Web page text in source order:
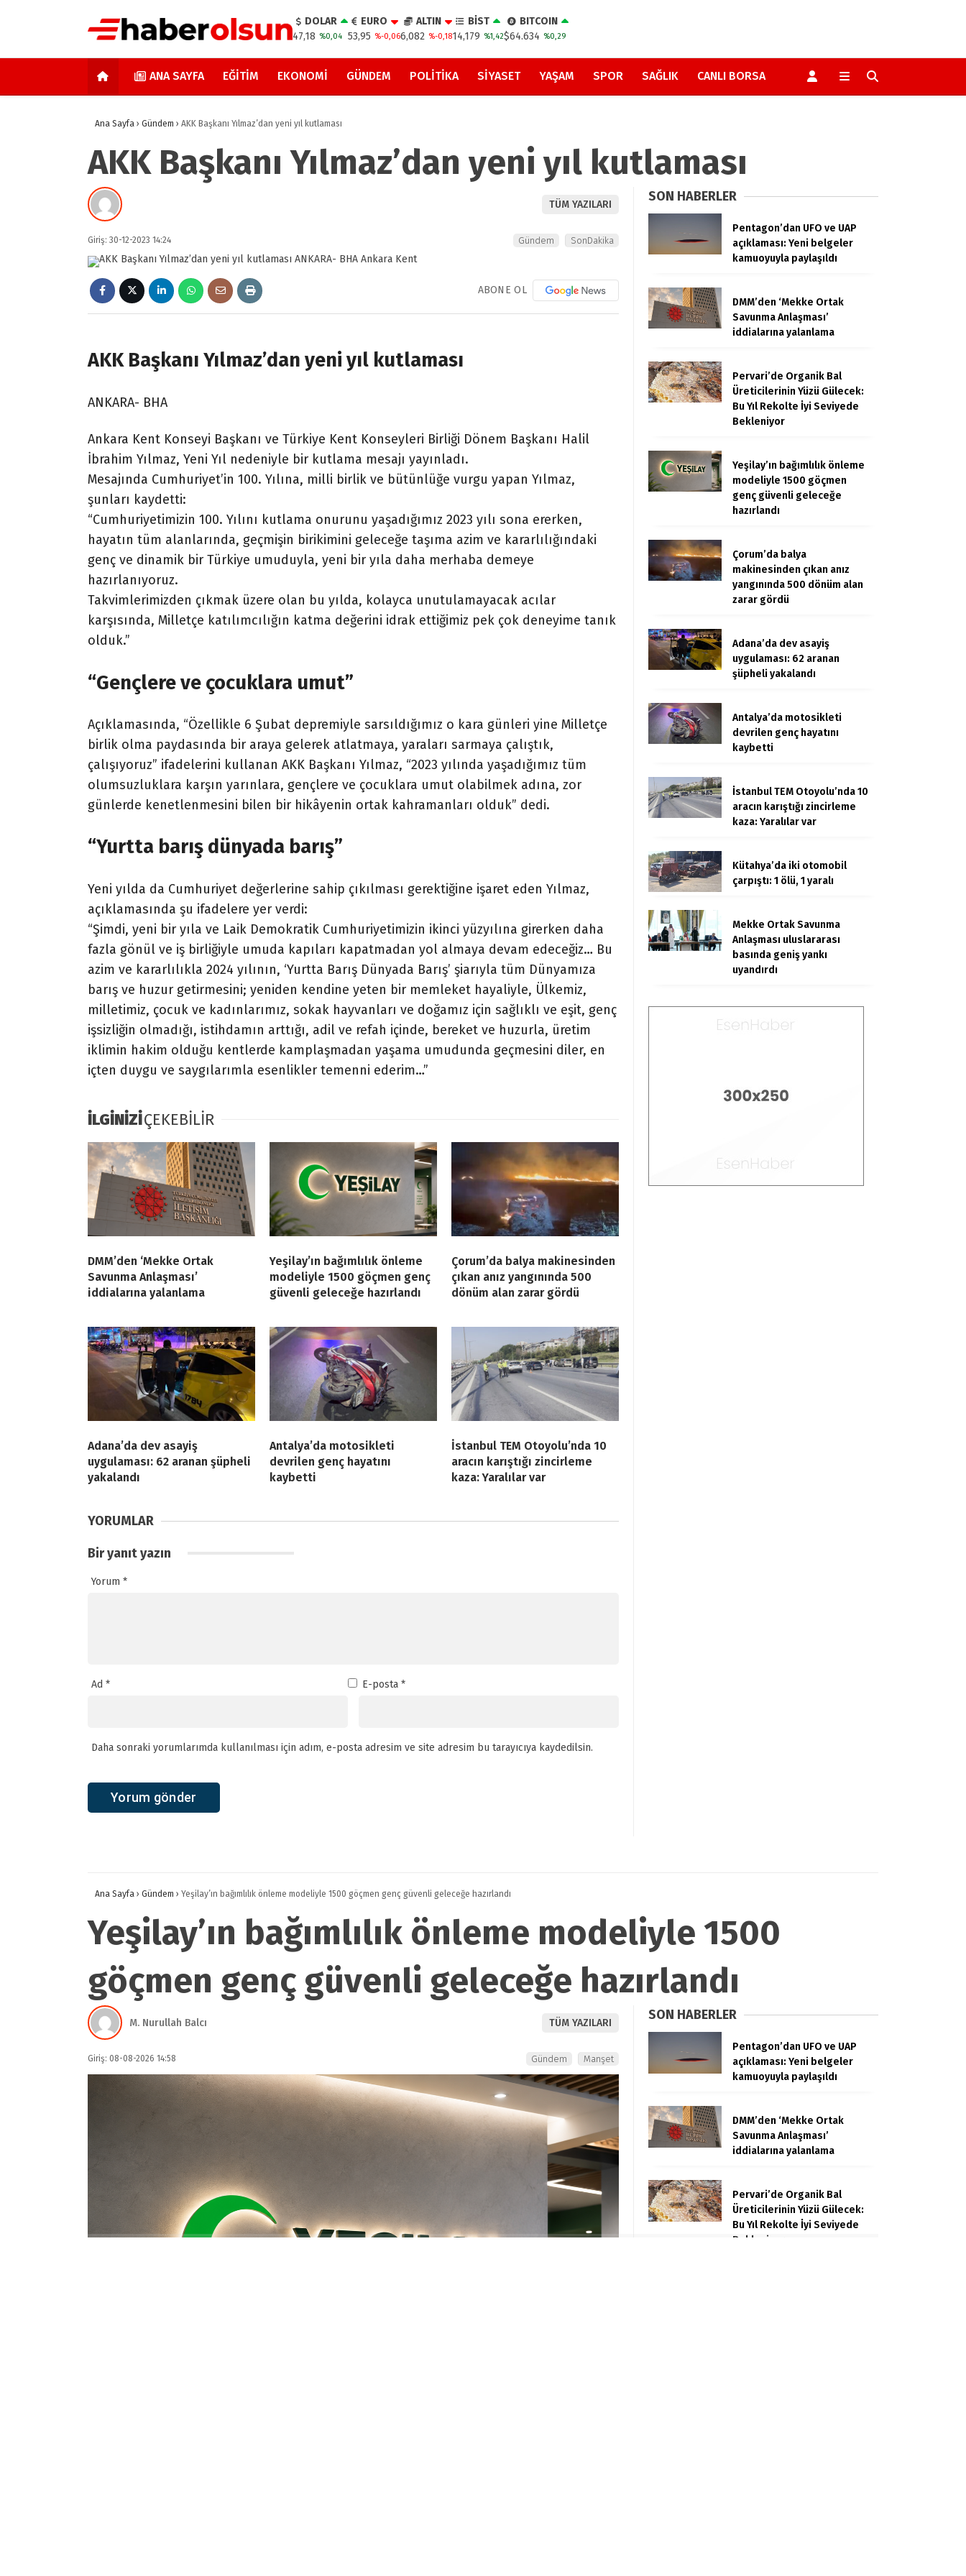
DOLAR
47,18 %0,04
EURO
53,95 %-0,06
ALTIN
6,082 %-0,18
BİST
14,179 %1,42
BITCOIN
$64.634 %0,29
ANA SAYFA EĞITIM EKONOMI GÜNDEM POLITIKA SIYASET YAŞAM SPOR SAĞLIK CANLI BORSA
Ana Sayfa › Gündem › AKK Başkanı Yılmaz’dan yeni yıl kutlaması
AKK Başkanı Yılmaz’dan yeni yıl kutlaması
TÜM YAZILARI
Giriş: 30-12-2023 14:24 Gündem SonDakika
ABONE OL
AKK Başkanı Yılmaz’dan yeni yıl kutlaması
ANKARA- BHA
Ankara Kent Konseyi Başkanı ve Türkiye Kent Konseyleri Birliği Dönem Başkanı Halil
İbrahim Yılmaz, Yeni Yıl nedeniyle bir kutlama mesajı yayınladı.
Mesajında Cumhuriyet’in 100. Yılına, milli birlik ve bütünlüğe vurgu yapan Yılmaz,
şunları kaydetti:
“Cumhuriyetimizin 100. Yılını kutlama onurunu yaşadığımız 2023 yılı sona ererken,
hayatın tüm alanlarında, geçmişin birikimini geleceğe taşıma azim ve kararlılığındaki
genç ve dinamik bir Türkiye umuduyla, yeni bir yıla daha merhaba demeye
hazırlanıyoruz.
Takvimlerimizden çıkmak üzere olan bu yılda, kolayca unutulamayacak acılar
karşısında, Milletçe katılımcılığın katma değerini idrak ettiğimiz pek çok deneyime tanık
olduk.”
“Gençlere ve çocuklara umut”
Açıklamasında, “Özellikle 6 Şubat depremiyle sarsıldığımız o kara günleri yine Milletçe
birlik olma paydasında bir araya gelerek atlatmaya, yaraları sarmaya çalıştık,
çalışıyoruz” ifadelerini kullanan AKK Başkanı Yılmaz, “2023 yılında yaşadığımız tüm
olumsuzluklara karşın yarınlara, gençlere ve çocuklara umut olabilmek adına, zor
günlerde kenetlenmesini bilen bir hikâyenin ortak kahramanları olduk” dedi.
“Yurtta barış dünyada barış”
Yeni yılda da Cumhuriyet değerlerine sahip çıkılması gerektiğine işaret eden Yılmaz,
açıklamasında şu ifadelere yer verdi:
“Şimdi, yeni bir yıla ve Laik Demokratik Cumhuriyetimizin ikinci yüzyılına girerken daha
fazla gönül ve iş birliğiyle umuda kapıları kapatmadan yol almaya devam edeceğiz… Bu
azim ve kararlılıkla 2024 yılının, ‘Yurtta Barış Dünyada Barış’ şiarıyla tüm Dünyamıza
barış ve huzur getirmesini; yeniden kendine yeten bir memleket hayaliyle, Ülkemiz,
milletimiz, çocuk ve kadınlarımız, sokak hayvanları ve doğamız için sağlıklı ve eşit, genç
işsizliğin olmadığı, istihdamın arttığı, adil ve refah içinde, bereket ve huzurla, üretim
iklimin hakim olduğu kentlerde kamplaşmadan yaşama umudunda geçmesini diler, en
içten duygu ve saygılarımla esenlikler temenni ederim…”
İLGİNİZİÇEKEBİLİR
DMM’den ‘Mekke Ortak
Savunma Anlaşması’
iddialarına yalanlama
Yeşilay’ın bağımlılık önleme
modeliyle 1500 göçmen genç
güvenli geleceğe hazırlandı
Çorum’da balya makinesinden
çıkan anız yangınında 500
dönüm alan zarar gördü
Adana’da dev asayiş
uygulaması: 62 aranan şüpheli
yakalandı
Antalya’da motosikleti
devrilen genç hayatını
kaybetti
İstanbul TEM Otoyolu’nda 10
aracın karıştığı zincirleme
kaza: Yaralılar var
YORUMLAR
Bir yanıt yazın
Yorum *
Ad * E-posta *
Daha sonraki yorumlarımda kullanılması için adım, e-posta adresim ve site adresim bu tarayıcıya kaydedilsin.
SON HABERLER
Pentagon’dan UFO ve UAP
açıklaması: Yeni belgeler
kamuoyuyla paylaşıldı
DMM’den ‘Mekke Ortak
Savunma Anlaşması’
iddialarına yalanlama
Pervari’de Organik Bal
Üreticilerinin Yüzü Gülecek:
Bu Yıl Rekolte İyi Seviyede
Bekleniyor
Yeşilay’ın bağımlılık önleme
modeliyle 1500 göçmen
genç güvenli geleceğe
hazırlandı
Çorum’da balya
makinesinden çıkan anız
yangınında 500 dönüm alan
zarar gördü
Adana’da dev asayiş
uygulaması: 62 aranan
şüpheli yakalandı
Antalya’da motosikleti
devrilen genç hayatını
kaybetti
İstanbul TEM Otoyolu’nda 10
aracın karıştığı zincirleme
kaza: Yaralılar var
Kütahya’da iki otomobil
çarpıştı: 1 ölü, 1 yaralı
Mekke Ortak Savunma
Anlaşması uluslararası
basında geniş yankı
uyandırdı
Ana Sayfa › Gündem › Yeşilay’ın bağımlılık önleme modeliyle 1500 göçmen genç güvenli geleceğe hazırlandı
Yeşilay’ın bağımlılık önleme modeliyle 1500
göçmen genç güvenli geleceğe hazırlandı
M. Nurullah Balcı TÜM YAZILARI
Giriş: 08-08-2026 14:58 Gündem Manşet
SON HABERLER
Pentagon’dan UFO ve UAP
açıklaması: Yeni belgeler
kamuoyuyla paylaşıldı
DMM’den ‘Mekke Ortak
Savunma Anlaşması’
iddialarına yalanlama
Pervari’de Organik Bal
Üreticilerinin Yüzü Gülecek:
Bu Yıl Rekolte İyi Seviyede
Bekleniyor